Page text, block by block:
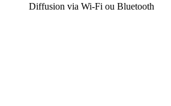
Diffusion via Wi-Fi ou Bluetooth